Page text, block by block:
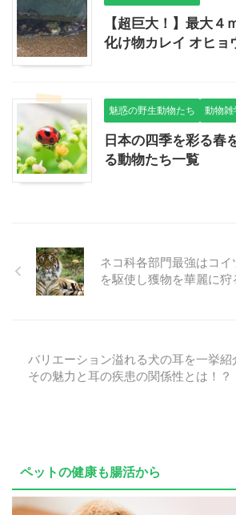
【超巨大！】最大４
化け物カレイ オヒョ
魅惑の野生動物たち 動物雑
日本の四季を彩る春
る動物たち一覧
ネコ科各部門最強はコ
を駆使し獲物を華麗に
バリエーション溢れる犬の耳を一挙紹
その魅力と耳の疾患の関係性とは！？
ペットの健康も腸活から